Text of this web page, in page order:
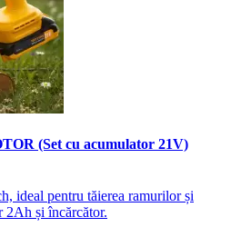
(Set cu acumulator 21V)
ideal pentru tăierea ramurilor și
2Ah și încărcător.